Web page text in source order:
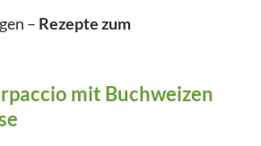
– Rezepte zum
mit Buchweizen